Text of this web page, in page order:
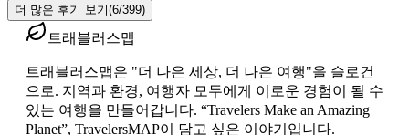
더 많은 후기 보기(6/399)
트래블러스맵
트래블러스맵은 "더 나은 세상, 더 나은 여행"을 슬로건
으로. 지역과 환경, 여행자 모두에게 이로운 경험이 될 수
있는 여행을 만들어갑니다. “Travelers Make an Amazing
Planet”, TravelersMAP이 담고 싶은 이야기입니다.